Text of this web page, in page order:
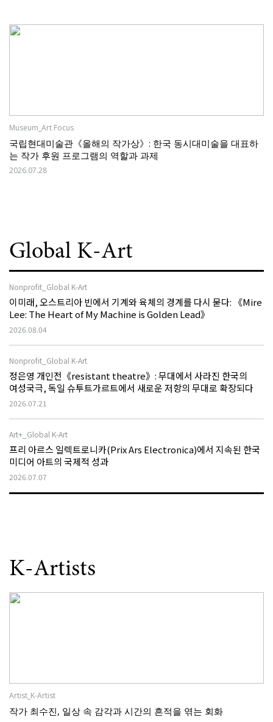
Museum_Art Focus
국립현대미술관《올해의 작가상》: 한국 동시대미술을 대표하
는 작가 후원 프로그램의 역할과 과제
2026.07.28
Global K-Art
Nonprofit_Global K-Art
이미래, 오스트리아 빈에서 기계와 육체의 경계를 다시 묻다: 《Mire
Lee: The Heart of My Machine is Golden Lead》
2026.08.04
Nonprofit_Global K-Art
정은영 개인전《resistant theatre》: 무대에서 사라진 한국의
여성국극, 독일 슈투트가르트에서 새로운 저항의 무대로 확장되다
2026.07.21
Art+_Global K-Art
프리 아르스 일렉트로니카(Prix Ars Electronica)에서 지속된 한국
미디어 아트의 국제적 성과
2026.07.07
K-Artists
Artist_K-Artist
작가 최수진, 일상 속 감각과 시간의 흔적을 엮는 회화